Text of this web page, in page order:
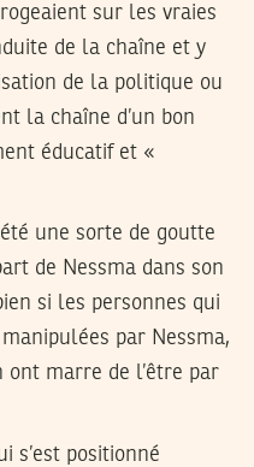
sur les vraies
de la chaîne et y
de la politique ou
la chaîne d’un bon
éducatif et «
une sorte de goutte
de Nessma dans son
si les personnes qui
par Nessma,
ont marre de l’être par
s’est positionné